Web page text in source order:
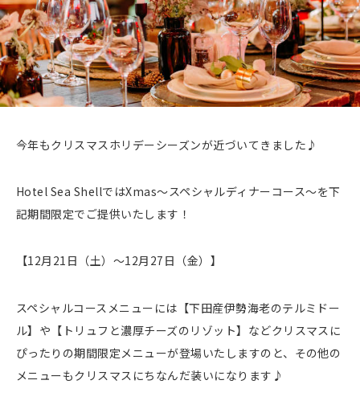
今年もクリスマスホリデーシーズンが近づいてきました♪
Hotel Sea ShellではXmas～スペシャルディナーコース～を下
記期間限定でご提供いたします！
【12月21日（土）～12月27日（金）】
スペシャルコースメニューには【下田産伊勢海老のテルミドー
ル】や【トリュフと濃厚チーズのリゾット】などクリスマスに
ぴったりの期間限定メニューが登場いたしますのと、その他の
メニューもクリスマスにちなんだ装いになります♪